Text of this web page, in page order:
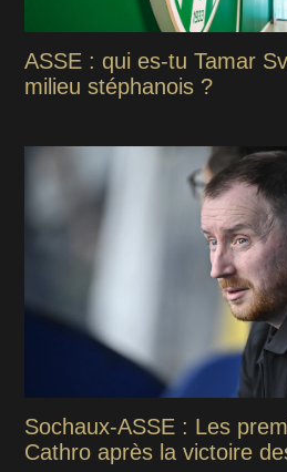
ASSE : qui es-tu Tamar
milieu stéphanois ?
Sochaux-ASSE : Les
Cathro après la victoire